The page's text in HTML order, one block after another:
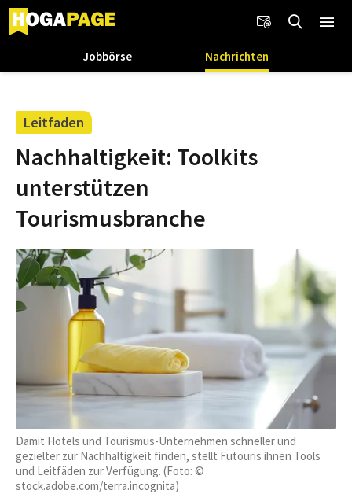
Jobbörse Nachrichten
Leitfaden
Nachhaltigkeit: Toolkits
unterstützen
Tourismusbranche
Damit Hotels und Tourismus-Unternehmen schneller und
gezielter zur Nachhaltigkeit finden, stellt Futouris ihnen Tools
und Leitfäden zur Verfügung. (Foto: ©
stock.adobe.com/terra.incognita)